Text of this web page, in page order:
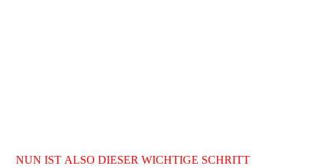
NUN IST ALSO DIESER WICHTIGE SCHRITT